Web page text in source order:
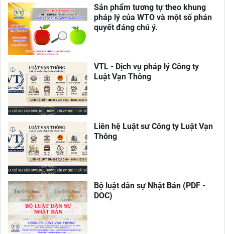
Sản phẩm tương tự theo khung
pháp lý của WTO và một số phán
quyết đáng chú ý.
VTL - Dịch vụ pháp lý Công ty
Luật Vạn Thông
Liên hệ Luật sư Công ty Luật Vạn
Thông
Bộ luật dân sự Nhật Bản (PDF -
DOC)